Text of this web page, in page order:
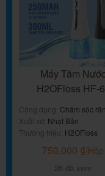
Máy Tăm Nước
H2OFloss HF-
Công dụng: Chăm sóc
nướu
Xuất xứ: Nhật Bản
Thương hiệu: H2OFloss
750.000 ₫/Hộp
26 đã xem